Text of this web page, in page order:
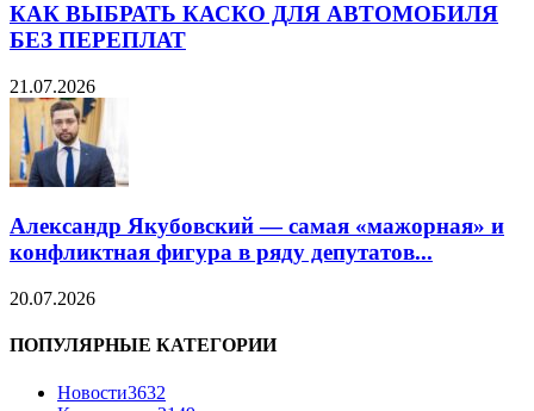
КАК ВЫБРАТЬ КАСКО ДЛЯ АВТОМОБИЛЯ
БЕЗ ПЕРЕПЛАТ
21.07.2026
Александр Якубовский — самая «мажорная» и
конфликтная фигура в ряду депутатов...
20.07.2026
ПОПУЛЯРНЫЕ КАТЕГОРИИ
Новости3632